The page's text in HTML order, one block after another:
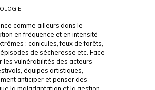
comme ailleurs dans le
en fréquence et en intensité
: canicules, feux de forêts,
de sécheresse etc. Face
les vulnérabilités des acteurs
équipes artistiques,
anticiper et penser des
la maladaptation et la gestion